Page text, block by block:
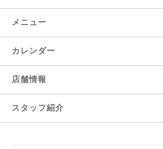
メニュー
カレンダー
店舗情報
スタッフ紹介